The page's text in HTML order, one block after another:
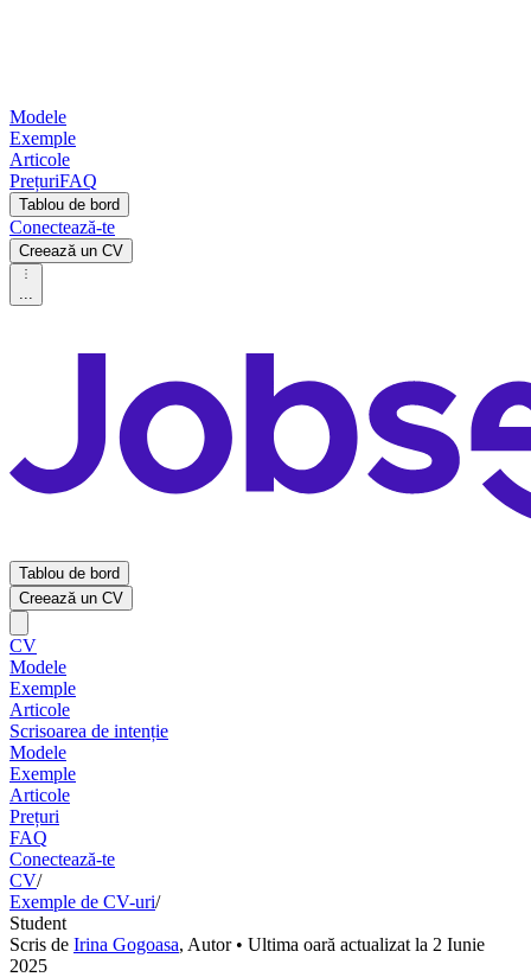
Modele
Exemple
Articole
PrețuriFAQ
Tablou de bord
Conectează-te
Creează un CV
...
Tablou de bord
Creează un CV
CV
Modele
Exemple
Articole
Scrisoarea de intenție
Modele
Exemple
Articole
Prețuri
FAQ
Conectează-te
CV/
Exemple de CV-uri/
Student
Scris de Irina Gogoasa, Autor• Ultima oară actualizat la 2 Iunie
2025